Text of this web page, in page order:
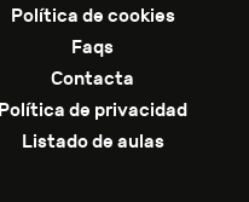
Política de cookies
Faqs
Contacta
Política de privacidad
Listado de aulas